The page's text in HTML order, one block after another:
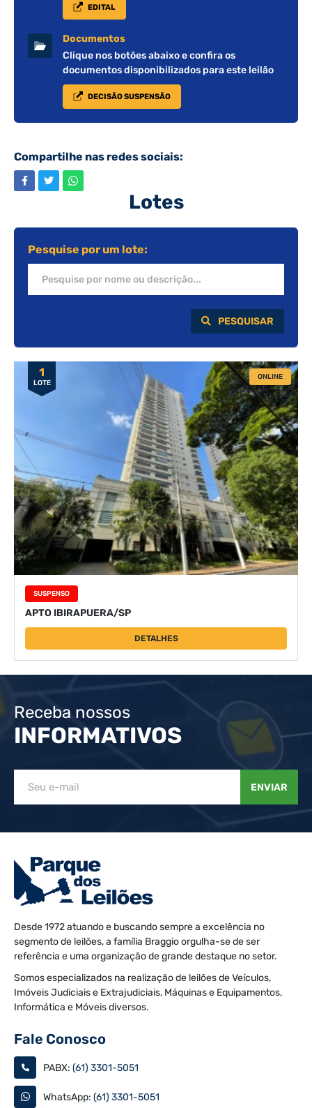
EDITAL
Documentos
Clique nos botões abaixo e confira os
documentos disponibilizados para este leilão
DECISÃO SUSPENSÃO
Compartilhe nas redes sociais:
Lotes
Pesquise por um lote:
PESQUISAR
1
LOTE
ONLINE
SUSPENSO
APTO IBIRAPUERA/SP
DETALHES
Receba nossos
INFORMATIVOS
ENVIAR
Desde 1972 atuando e buscando sempre a excelência no
segmento de leilões, a família Braggio orgulha-se de ser
referência e uma organização de grande destaque no setor.
Somos especializados na realização de leilões de Veículos,
Imóveis Judiciais e Extrajudiciais, Máquinas e Equipamentos,
Informática e Móveis diversos.
Fale Conosco
PABX: (61) 3301-5051
WhatsApp: (61) 3301-5051